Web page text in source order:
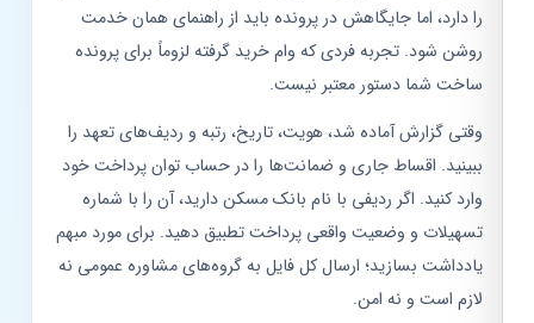
را دارد، اما جایگاهش در پرونده باید از راهنمای همان خدمت
روشن شود. تجربه فردی که وام خرید گرفته لزوماً برای پرونده
ساخت شما دستور معتبر نیست.
وقتی گزارش آماده شد، هویت، تاریخ، رتبه و ردیف‌های تعهد را
ببینید. اقساط جاری و ضمانت‌ها را در حساب توان پرداخت خود
وارد کنید. اگر ردیفی با نام بانک مسکن دارید، آن را با شماره
تسهیلات و وضعیت واقعی پرداخت تطبیق دهید. برای مورد مبهم
یادداشت بسازید؛ ارسال کل فایل به گروه‌های مشاوره عمومی نه
لازم است و نه امن.